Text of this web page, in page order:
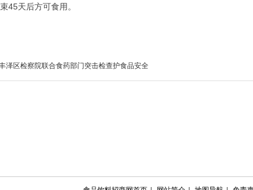
天后方可食用。
泽区检察院联合食药部门突击检查护食品安全